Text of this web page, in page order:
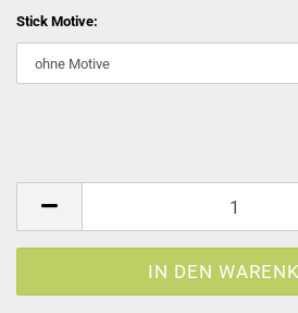
Stick Motive: